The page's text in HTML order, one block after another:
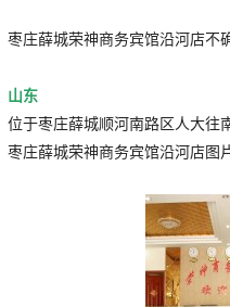
枣庄薛城荣神商务宾馆沿河店不
山东
位于枣庄薛城顺河南路区人大往
枣庄薛城荣神商务宾馆沿河店图